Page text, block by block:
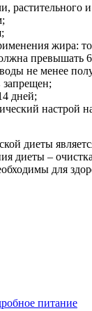
растительного
жира:
превышать
не менее
дней;
настрой
диеты
диеты –
для
питание